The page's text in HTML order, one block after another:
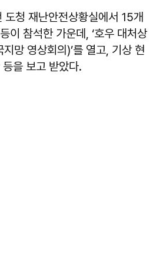
청 재난안전상황실에서 15개
이 참석한 가운데, ‘호우 대처상
망 영상회의)’를 열고, 기상 현
을 보고 받았다.